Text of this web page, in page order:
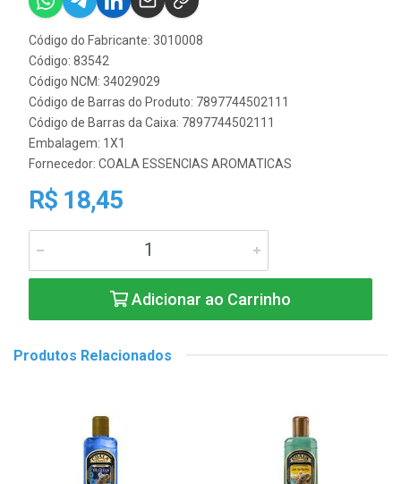
Código do Fabricante: 3010008
Código: 83542
Código NCM: 34029029
Código de Barras do Produto: 7897744502111
Código de Barras da Caixa: 7897744502111
Embalagem: 1X1
Fornecedor: COALA ESSENCIAS AROMATICAS
R$ 18,45
Adicionar ao Carrinho
Produtos Relacionados